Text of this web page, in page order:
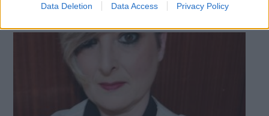
Data Deletion Data Access Privacy Policy
miércoles, 12 de agosto de 2020